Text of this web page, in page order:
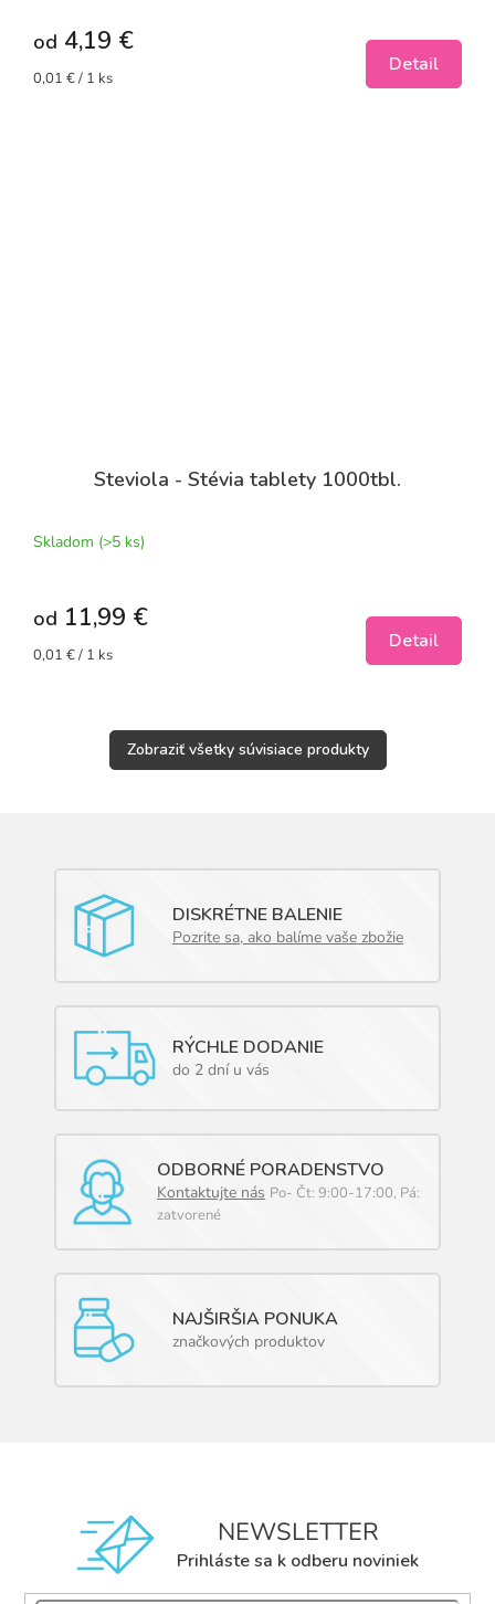
od 4,19 €
Jednotková
0,01 € / 1 ks
Detail
Steviola - Stévia tablety 1000tbl.
Skladom (>5 ks)
od 11,99 €
Jednotková
0,01 € / 1 ks
Detail
Zobraziť všetky súvisiace produkty
DISKRÉTNE BALENIE
Pozrite sa, ako balíme vaše zbožie
RÝCHLE DODANIE
do 2 dní u vás
ODBORNÉ PORADENSTVO
Kontaktujte nás Po- Čt: 9:00-17:00, Pá:
zatvorené
NAJŠIRŠIA PONUKA
značkových produktov
NEWSLETTER
Prihláste sa k odberu noviniek